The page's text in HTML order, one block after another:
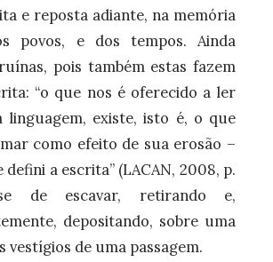
e reposta adiante, na memória
povos, e dos tempos. Ainda
pois também estas fazem
“o que nos é oferecido a ler
linguagem, existe, isto é, o que
como efeito de sua erosão –
defini a escrita” (LACAN, 2008, p.
de escavar, retirando e,
depositando, sobre uma
vestígios de uma passagem.